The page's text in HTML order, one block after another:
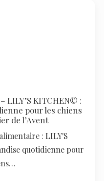
LILY’S KITCHEN© :
pour les chiens
de l’Avent
: LILY'S
quotidienne pour